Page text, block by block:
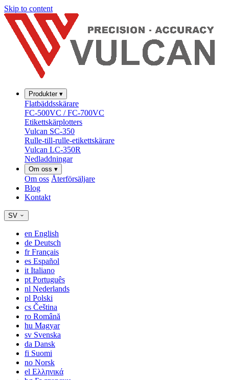
Skip to content
Produkter ▾
Flatbäddsskärare
FC-500VC / FC-700VC
Etikettskärplotters
Vulcan SC-350
Rulle-till-rulle-etikettskärare
Vulcan LC-350R
Nedladdningar
Om oss ▾
Om oss Återförsäljare
Blog
Kontakt
SV
en English
de Deutsch
frFrançais
es Español
it Italiano
pt Português
nl Nederlands
pl Polski
cs Čeština
ro Română
hu Magyar
sv Svenska
da Dansk
fi Suomi
no Norsk
el Ελληνικά